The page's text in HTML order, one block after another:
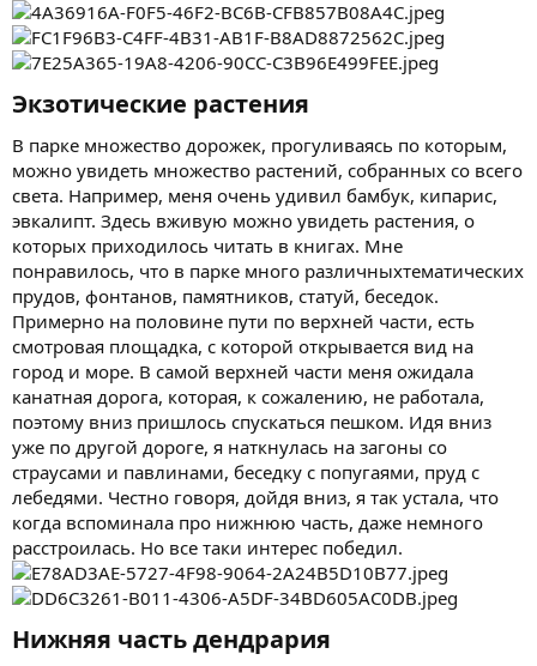
Экзотические растения​
В парке множество дорожек, прогуливаясь по которым,
можно увидеть множество растений, собранных со всего
света. Например, меня очень удивил бамбук, кипарис,
эвкалипт. Здесь вживую можно увидеть растения, о
которых приходилось читать в книгах. Мне
понравилось, что в парке много различныхтематических
прудов, фонтанов, памятников, статуй, беседок.
Примерно на половине пути по верхней части, есть
смотровая площадка, с которой открывается вид на
город и море. В самой верхней части меня ожидала
канатная дорога, которая, к сожалению, не работала,
поэтому вниз пришлось спускаться пешком. Идя вниз
уже по другой дороге, я наткнулась на загоны со
страусами и павлинами, беседку с попугаями, пруд с
лебедями. Честно говоря, дойдя вниз, я так устала, что
когда вспоминала про нижнюю часть, даже немного
расстроилась. Но все таки интерес победил.
Нижняя часть дендрария​